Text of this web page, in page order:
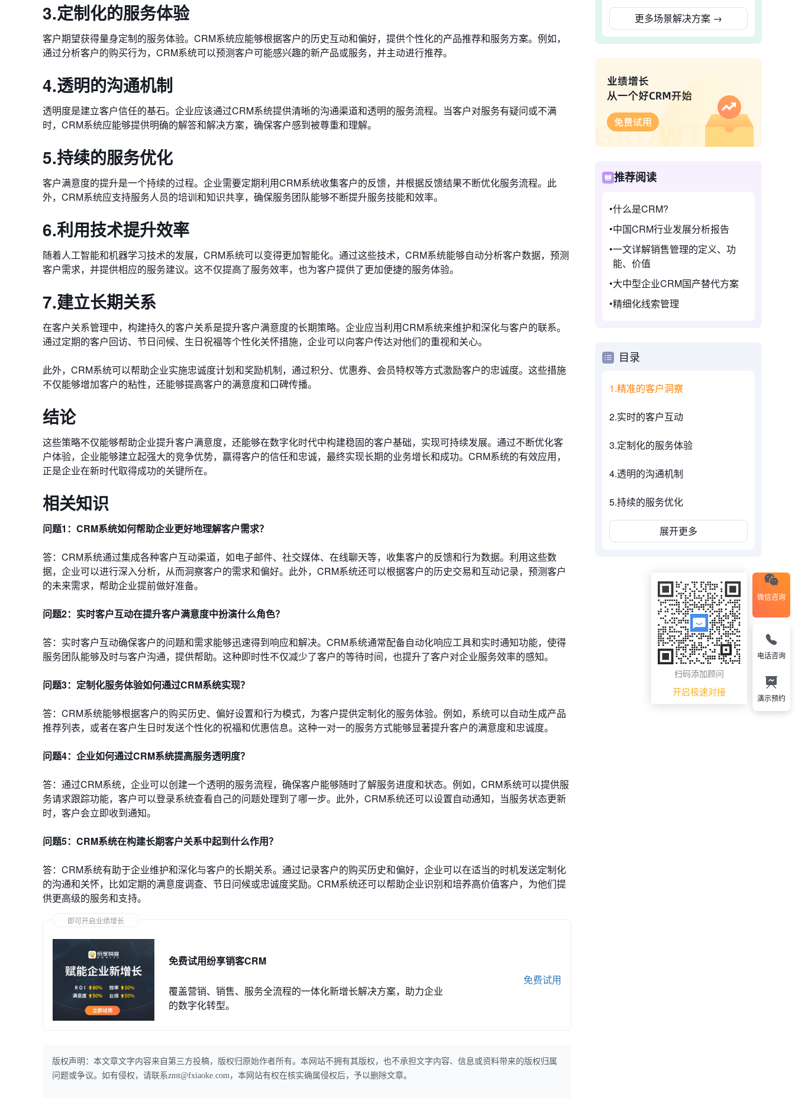
3.定制化的服务体验
客户期望获得量身定制的服务体验。CRM系统应能够根据客户的历史互动和偏好，提供个性化的产品推荐和服务方案。例如，
通过分析客户的购买行为，CRM系统可以预测客户可能感兴趣的新产品或服务，并主动进行推荐。
4.透明的沟通机制
透明度是建立客户信任的基石。企业应该通过CRM系统提供清晰的沟通渠道和透明的服务流程。当客户对服务有疑问或不满
时，CRM系统应能够提供明确的解答和解决方案，确保客户感到被尊重和理解。
5.持续的服务优化
客户满意度的提升是一个持续的过程。企业需要定期利用CRM系统收集客户的反馈，并根据反馈结果不断优化服务流程。此
外，CRM系统应支持服务人员的培训和知识共享，确保服务团队能够不断提升服务技能和效率。
6.利用技术提升效率
随着人工智能和机器学习技术的发展，CRM系统可以变得更加智能化。通过这些技术，CRM系统能够自动分析客户数据，预测
客户需求，并提供相应的服务建议。这不仅提高了服务效率，也为客户提供了更加便捷的服务体验。
7.建立长期关系
在客户关系管理中，构建持久的客户关系是提升客户满意度的长期策略。企业应当利用CRM系统来维护和深化与客户的联系。
通过定期的客户回访、节日问候、生日祝福等个性化关怀措施，企业可以向客户传达对他们的重视和关心。
此外，CRM系统可以帮助企业实施忠诚度计划和奖励机制，通过积分、优惠券、会员特权等方式激励客户的忠诚度。这些措施
不仅能够增加客户的粘性，还能够提高客户的满意度和口碑传播。
结论
这些策略不仅能够帮助企业提升客户满意度，还能够在数字化时代中构建稳固的客户基础，实现可持续发展。通过不断优化客
户体验，企业能够建立起强大的竞争优势，赢得客户的信任和忠诚，最终实现长期的业务增长和成功。CRM系统的有效应用，
正是企业在新时代取得成功的关键所在。
相关知识
问题1：CRM系统如何帮助企业更好地理解客户需求？
答：CRM系统通过集成各种客户互动渠道，如电子邮件、社交媒体、在线聊天等，收集客户的反馈和行为数据。利用这些数
据，企业可以进行深入分析，从而洞察客户的需求和偏好。此外，CRM系统还可以根据客户的历史交易和互动记录，预测客户
的未来需求，帮助企业提前做好准备。
问题2：实时客户互动在提升客户满意度中扮演什么角色？
答：实时客户互动确保客户的问题和需求能够迅速得到响应和解决。CRM系统通常配备自动化响应工具和实时通知功能，使得
服务团队能够及时与客户沟通，提供帮助。这种即时性不仅减少了客户的等待时间，也提升了客户对企业服务效率的感知。
问题3：定制化服务体验如何通过CRM系统实现？
答：CRM系统能够根据客户的购买历史、偏好设置和行为模式，为客户提供定制化的服务体验。例如，系统可以自动生成产品
推荐列表，或者在客户生日时发送个性化的祝福和优惠信息。这种一对一的服务方式能够显著提升客户的满意度和忠诚度。
问题4：企业如何通过CRM系统提高服务透明度？
答：通过CRM系统，企业可以创建一个透明的服务流程，确保客户能够随时了解服务进度和状态。例如，CRM系统可以提供服
务请求跟踪功能，客户可以登录系统查看自己的问题处理到了哪一步。此外，CRM系统还可以设置自动通知，当服务状态更新
时，客户会立即收到通知。
问题5：CRM系统在构建长期客户关系中起到什么作用？
答：CRM系统有助于企业维护和深化与客户的长期关系。通过记录客户的购买历史和偏好，企业可以在适当的时机发送定制化
的沟通和关怀，比如定期的满意度调查、节日问候或忠诚度奖励。CRM系统还可以帮助企业识别和培养高价值客户，为他们提
供更高级的服务和支持。
即可开启业绩增长
免费试用纷享销客CRM
覆盖营销、销售、服务全流程的一体化新增长解决方案，助力企业
的数字化转型。
免费试用
版权声明：本文章文字内容来自第三方投稿，版权归原始作者所有。本网站不拥有其版权，也不承担文字内容、信息或资料带来的版权归属
问题或争议。如有侵权，请联系zmt@fxiaoke.com，本网站有权在核实确属侵权后，予以删除文章。
更多场景解决方案 →
推荐阅读
什么是CRM?
中国CRM行业发展分析报告
一文详解销售管理的定义、功
能、价值
大中型企业CRM国产替代方案
精细化线索管理
目录
1.精准的客户洞察
2.实时的客户互动
3.定制化的服务体验
4.透明的沟通机制
5.持续的服务优化
展开更多
微信咨询
扫码添加顾问
开启极速对接
电话咨询
演示预约